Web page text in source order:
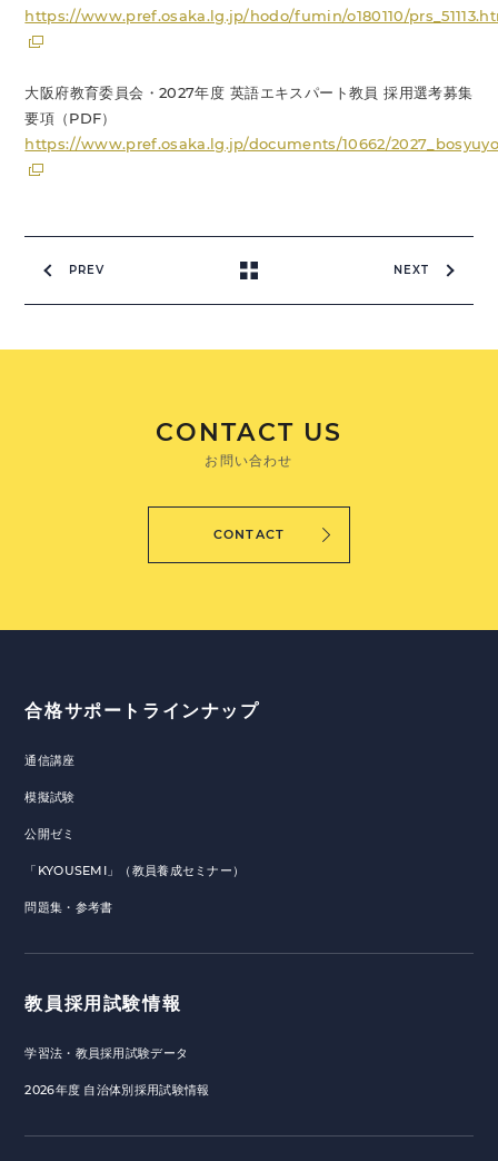
https://www.pref.osaka.lg.jp/hodo/fumin/o180110/
大阪府教育委員会・2027年度 英語エキスパート教員 採用選考募集
要項（PDF）
https://www.pref.osaka.lg.jp/documents/10662/
PREV NEXT
CONTACT US
お問い合わせ
CONTACT
合格サポートラインナップ
通信講座
模擬試験
公開ゼミ
「KYOUSEMI」（教員養成セミナー）
問題集・参考書
教員採用試験情報
学習法・教員採用試験データ
2026年度 自治体別採用試験情報